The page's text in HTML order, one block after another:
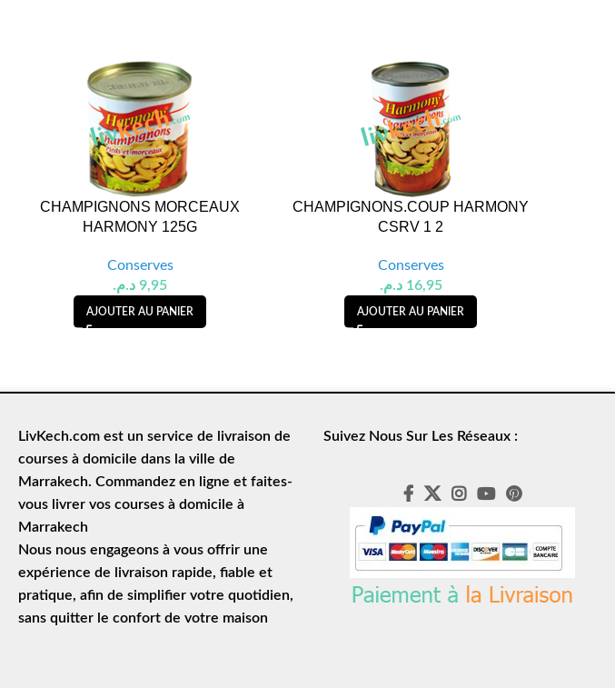
CHAMPIGNONS MORCEAUX
HARMONY 125G
Conserves
9,95 د.م.
AJOUTER AU PANIER
CHAMPIGNONS.COUP HARMONY
CSRV 1 2
Conserves
16,95 د.م.
AJOUTER AU PANIER
LivKech.com est un service de
livraison de
courses à domicile dans la ville de
Marrakech. Commandez en ligne et faites-
vous livrer vos courses à domicile à
Marrakech
Nous nous engageons à vous offrir une
expérience de
livraison rapide, fiable et
pratique, afin de simplifier votre quotidien,
sans quitter le confort de votre maison
Suivez Nous Sur Les Réseaux :